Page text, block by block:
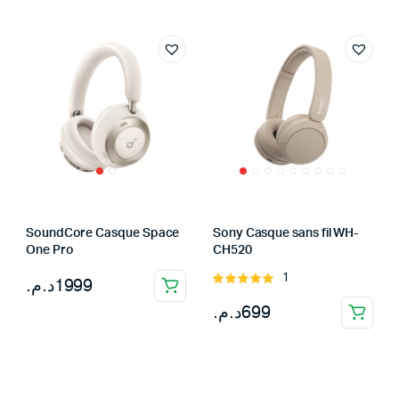
SoundCore Casque Space
One Pro
1999د.م.
Sony Casque sans fil WH-
CH520
Note
1
699د.م.